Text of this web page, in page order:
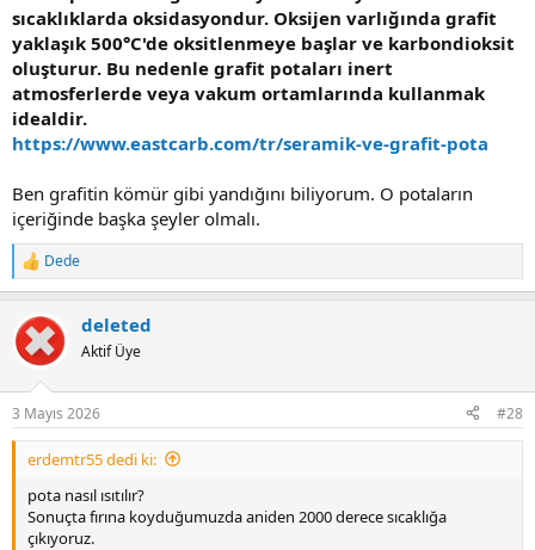
sıcaklıklarda oksidasyondur. Oksijen varlığında grafit
yaklaşık 500°C'de oksitlenmeye başlar ve karbondioksit
oluşturur. Bu nedenle grafit potaları inert
atmosferlerde veya vakum ortamlarında kullanmak
idealdir.
https://www.eastcarb.com/tr/seramik-ve-grafit-pota
Ben grafitin kömür gibi yandığını biliyorum. O potaların
içeriğinde başka şeyler olmalı.
R
e
c
i
s
:
Dede
deleted
Aktif Üye
3 Mayıs 2026 #28
erdemtr55 dedi ki:
pota nasıl ısıtılır?
Sonuçta fırına koyduğumuzda aniden 2000 derece sıcaklığa
çıkıyoruz.